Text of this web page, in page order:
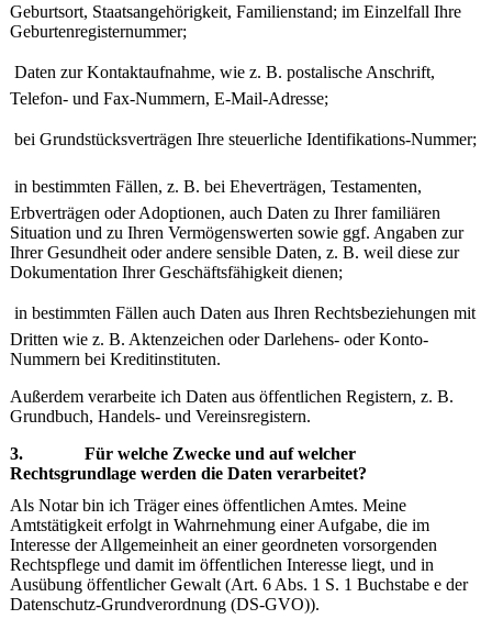
Geburtsort, Staatsangehörigkeit, Familienstand; im Einzelfall Ihre
Geburtenregisternummer;
Daten zur Kontaktaufnahme, wie z. B. postalische Anschrift,
Telefon- und Fax-Nummern, E-Mail-Adresse;
bei Grundstücksverträgen Ihre steuerliche Identifikations-Nummer;
in bestimmten Fällen, z. B. bei Eheverträgen, Testamenten,
Erbverträgen oder Adoptionen, auch Daten zu Ihrer familiären
Situation und zu Ihren Vermögenswerten sowie ggf. Angaben zur
Ihrer Gesundheit oder andere sensible Daten, z. B. weil diese zur
Dokumentation Ihrer Geschäftsfähigkeit dienen;
in bestimmten Fällen auch Daten aus Ihren Rechtsbeziehungen mit
Dritten wie z. B. Aktenzeichen oder Darlehens- oder Konto-
Nummern bei Kreditinstituten.
Außerdem verarbeite ich Daten aus öffentlichen Registern, z. B.
Grundbuch, Handels- und Vereinsregistern.
3. Für welche Zwecke und auf welcher
Rechtsgrundlage werden die Daten verarbeitet?
Als Notar bin ich Träger eines öffentlichen Amtes. Meine
Amtstätigkeit erfolgt in Wahrnehmung einer Aufgabe, die im
Interesse der Allgemeinheit an einer geordneten vorsorgenden
Rechtspflege und damit im öffentlichen Interesse liegt, und in
Ausübung öffentlicher Gewalt (Art. 6 Abs. 1 S. 1 Buchstabe e der
Datenschutz-Grundverordnung (DS-GVO)).